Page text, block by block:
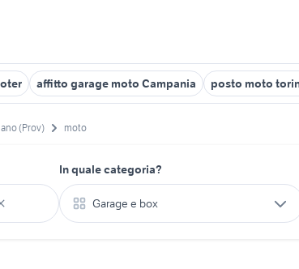
affitto garage moto Campania posto moto
(Prov) moto
In quale categoria?
Garage e box